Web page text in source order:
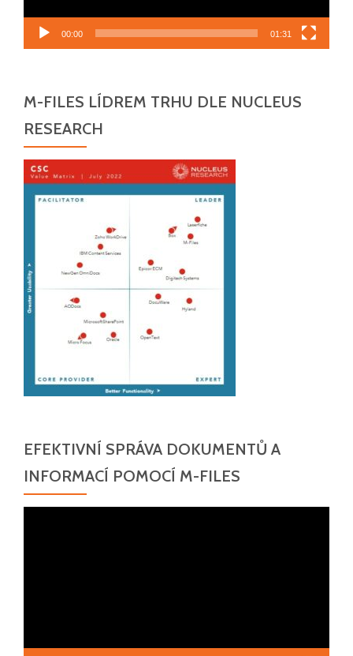
00:00 01:31
M-FILES LÍDREM TRHU DLE NUCLEUS
RESEARCH
EFEKTIVNÍ SPRÁVA DOKUMENTŮ A
INFORMACÍ POMOCÍ M-FILES